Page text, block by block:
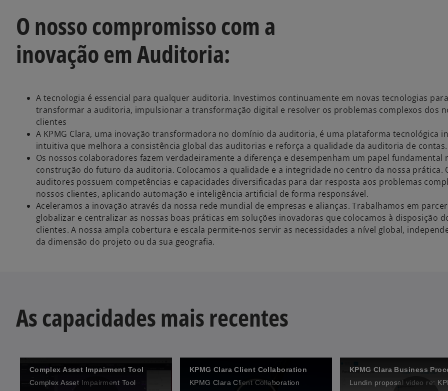
O nosso compromisso com a
inovação em Auditoria:
A tecnologia é essencial para qualquer auditoria. Investimos continuamente em novas tecnologias para
transformar a auditoria, impulsionar a transformação digital e resolver os problemas complexos dos
clientes
A KPMG Clara, uma inovação transformadora no domínio da auditoria, é uma plataforma tecnológica
intuitiva que melhora a consistência global das auditorias e reforça a qualidade da auditoria de contas.
Os nossos colaboradores fazem verdadeiramente a diferença e desempenham um papel fundamental
construção do futuro da auditoria. Colocamos a qualidade e a integridade no centro da nossa prática.
auditores possuem competências e capacidades diversificadas para dar resposta aos problemas
nossos clientes, aplicando automação e inteligência artificial de forma responsável.
Aceleramos a inovação através da nossa rede mundial de empresas e alianças. Trabalhamos em
globalizar e centralizar as nossas boas práticas em soluções inovadoras que colocamos à disposição
clientes. A nossa ampla cobertura e escala permite-nos servir as necessidades a nível global,
da dimensão do projeto ou da sua geografia.
As capacidades mais recentes
Complex Asset Impairment Tool
Complex Asset Impairment Tool
KPMG Clara Client Collaboration
KPMG Clara Client Collaboration